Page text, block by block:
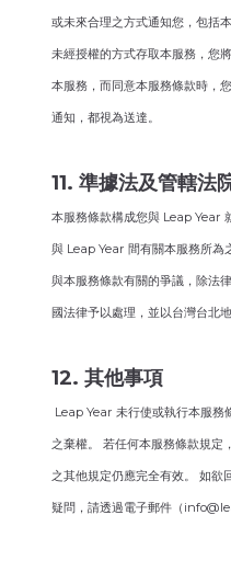
或未來合理之方式通知您，包括
未經授權的方式存取本服務，您
本服務，而同意本服務條款時，
通知，都視為送達。
11. 準據法及管轄法
本服務條款構成您與 Leap Year
與 Leap Year 間有關本服務所為
與本服務條款有關的爭議，除法
國法律予以處理，並以台灣台北
12. 其他事項
Leap Year 未行使或執行本服務
之棄權。 若任何本服務條款規定
之其他規定仍應完全有效。 如欲
疑問，請透過電子郵件（